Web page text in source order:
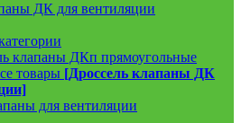
ДК для вентиляции
клапаны ДКп прямоугольные
товары [Дроссель клапаны ДК
для вентиляции